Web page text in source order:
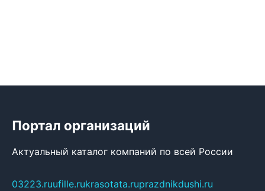
Портал организаций
Актуальный каталог компаний по всей России
03223.ruufille.rukrasotata.ruprazdnikdushi.ru